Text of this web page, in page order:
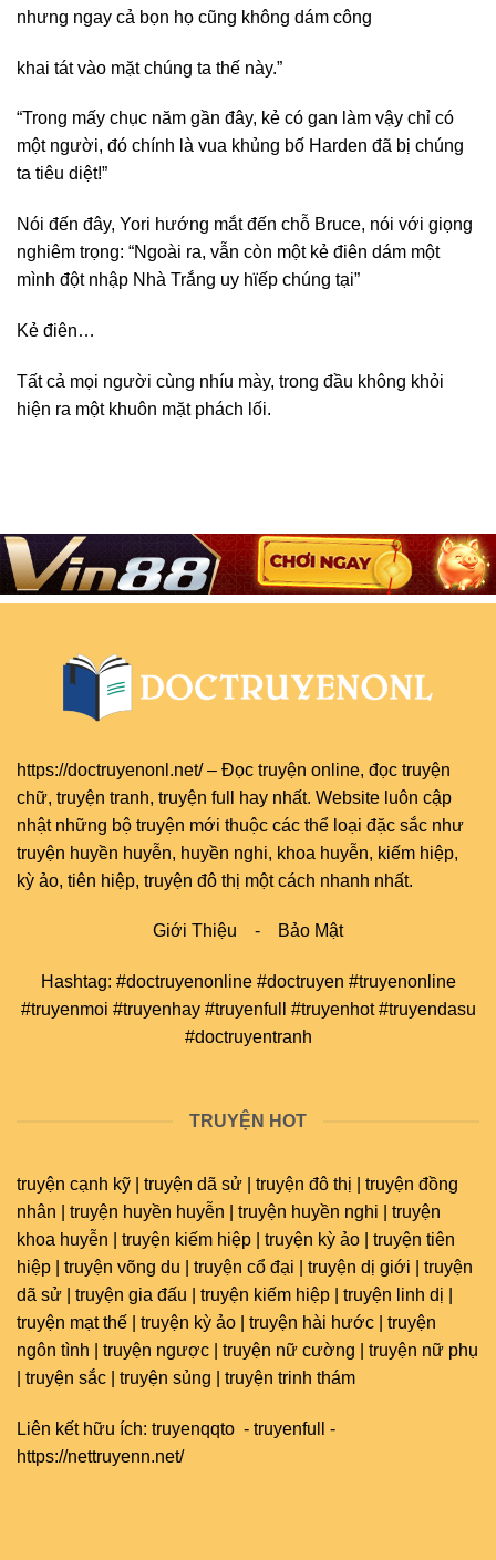
nhưng ngay cả bọn họ cũng không dám công
khai tát vào mặt chúng ta thế này.”
“Trong mấy chục năm gần đây, kẻ có gan làm vậy chỉ có
một người, đó chính là vua khủng bố Harden đã bị chúng
ta tiêu diệt!”
Nói đến đây, Yori hướng mắt đến chỗ Bruce, nói với giọng
nghiêm trọng: “Ngoài ra, vẫn còn một kẻ điên dám một
mình đột nhập Nhà Trắng uy hϊếp chúng tại”
Kẻ điên…
Tất cả mọi người cùng nhíu mày, trong đầu không khỏi
hiện ra một khuôn mặt phách lối.
https://doctruyenonl.net/– Đọc truyện online, đọc truyện
chữ, truyện tranh, truyện full
hay nhất. Website luôn cập
nhật những bộ truyện mới thuộc các thể loại đặc sắc như
truyện huyền huyễn, huyền nghi, khoa huyễn, kiếm hiệp,
kỳ ảo, tiên hiệp, truyện đô thị một cách nhanh nhất.
Giới Thiệu - Bảo Mật
Hashtag: #doctruyenonline #doctruyen #truyenonline
#truyenmoi #truyenhay #truyenfull #truyenhot #truyendasu
#doctruyentranh
TRUYỆN HOT
truyện cạnh kỹ | truyện dã sử | truyện đô thị | truyện đồng
nhân | truyện huyền huyễn | truyện huyền nghi | truyện
khoa huyễn | truyện kiếm hiệp | truyện kỳ ảo | truyện tiên
hiệp | truyện võng du | truyện cổ đại | truyện dị giới | truyện
dã sử | truyện gia đấu | truyện kiếm hiệp | truyện linh dị |
truyện mạt thế | truyện kỳ ảo | truyện hài hước | truyện
ngôn tình | truyện ngược | truyện nữ cường | truyện nữ phụ
| truyện sắc | truyện sủng | truyện trinh thám
Liên kết hữu ích: truyenqqto - truyenfull
-
https://nettruyenn.net/